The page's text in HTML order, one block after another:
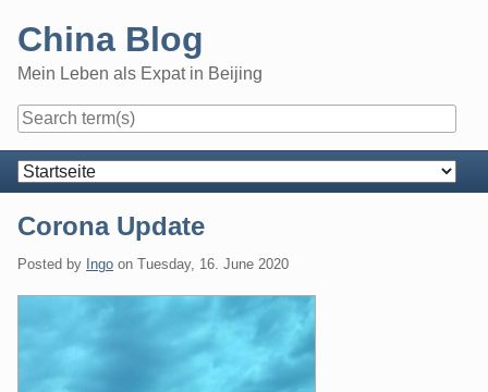
content
China Blog
Mein Leben als Expat in Beijing
Navigation
Corona Update
Posted by Ingo on Tuesday, 16. June 2020